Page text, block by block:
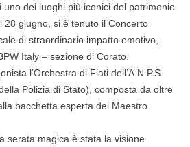
uno dei luoghi più iconici del patrimonio
28 giugno, si è tenuto il Concerto
di straordinario impatto emotivo,
Italy – sezione di Corato.
l’Orchestra di Fiati dell’A.N.P.S.
Polizia di Stato), composta da oltre
bacchetta esperta del Maestro
serata magica è stata la visione